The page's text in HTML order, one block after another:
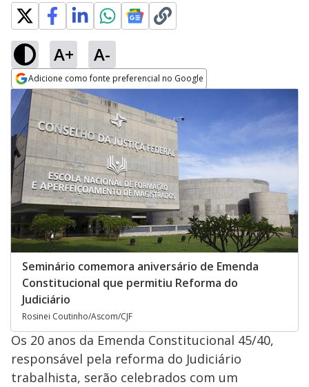
A+ A-
Adicione como fonte preferencial no Google
Opens in new window
Seminário comemora aniversário de Emenda
Constitucional que permitiu Reforma do
Judiciário
Rosinei Coutinho/Ascom/CJF
Os 20 anos da Emenda Constitucional 45/40,
responsável pela reforma do Judiciário
trabalhista, serão celebrados com um